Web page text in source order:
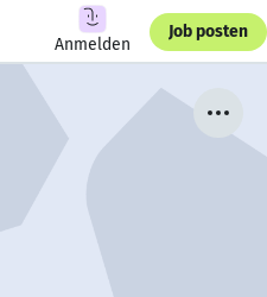
Anmelden
Job posten